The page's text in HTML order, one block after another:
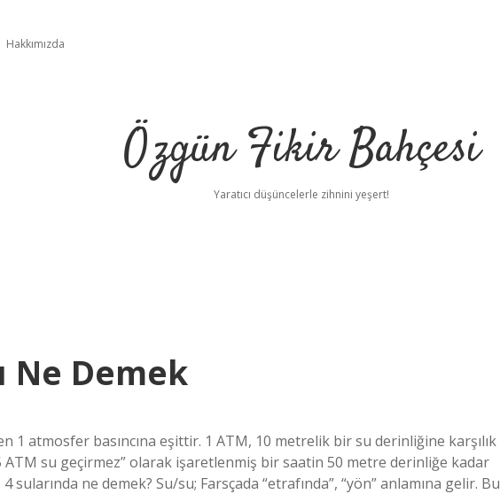
Hakkımızda
Özgün Fikir Bahçesi
Yaratıcı düşüncelerle zihnini yeşert!
Ne Demek
1 atmosfer basıncına eşittir. 1 ATM, 10 metrelik bir su derinliğine karşılık
su geçirmez” olarak işaretlenmiş bir saatin 50 metre derinliğe kadar
ne demek? Su/su; Farsçada “etrafında”, “yön” anlamına gelir. Bu